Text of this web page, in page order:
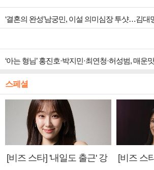
‘결혼의 완성’남궁민, 이설 의미심장 투샷…김대
‘아는 형님’ 홍진호·박지민·최연청·허성범, 매운
스페셜
[비즈 스타] '내일도 출근' 강
[비즈 스